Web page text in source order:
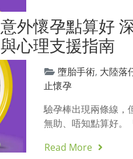
意外懷孕點算好
與心理支援指南
墮胎手術, 大陸落
止懷孕
驗孕棒出現兩條線，
無助、唔知點算好
Read More